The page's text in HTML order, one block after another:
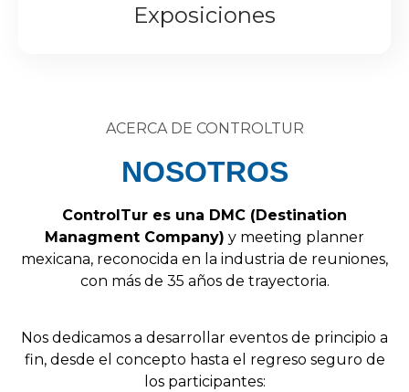
Exposiciones
ACERCA DE CONTROLTUR
NOSOTROS
ControlTur es una DMC (Destination
Managment Company) y meeting planner
mexicana, reconocida en la industria de reuniones,
con más de 35 años de trayectoria.
Nos dedicamos a desarrollar eventos de principio a
fin, desde el concepto hasta el regreso seguro de
los participantes: